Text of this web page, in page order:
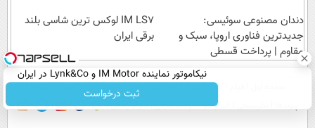
کن
دندان مصنوعی سوئیسی:
جدیدترین فناوری اروپا، سبک و
مقاوم | پرداخت قسطی
IM LS7 لوکس ترین شاسی بلند
برقی ایران
نیکاموتور نماینده IM Motor و Lynk&Co در ایران
ثبت درخواست
عصر ایران۲ درباره عصرایران تماس با ما
آب و هوا اوقات شرعی سواد زندگی